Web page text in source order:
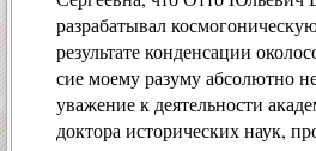
разрабатывал
результате конденсации
сие моему разуму абсолютно
уважение к деятельности
доктора исторических наук,